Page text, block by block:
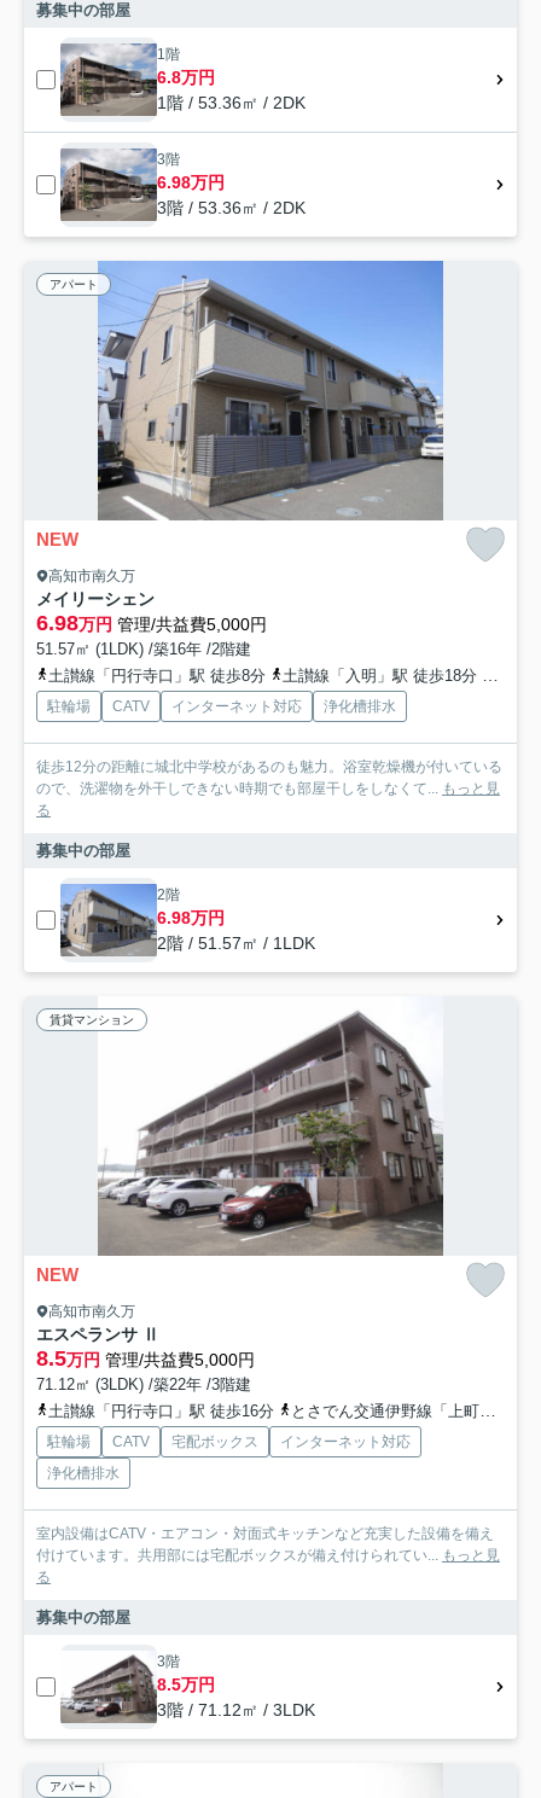
募集中の部屋
1階
6.8万円
1階 / 53.36㎡ / 2DK
3階
6.98万円
3階 / 53.36㎡ / 2DK
アパート
NEW
高知市南久万
メイリーシェン
6.98万円 管理/共益費5,000円
51.57㎡ (1LDK) /築16年 /2階建
土讃線「円行寺口」駅 徒歩8分
土讃線「入明」駅 徒歩18分 とさ
駐輪場 CATV インターネット対応 浄化槽排水
徒歩12分の距離に城北中学校があるのも魅力。浴室乾燥機が付いている
ので、洗濯物を外干しできない時期でも部屋干しをしなくて... もっと見
る
募集中の部屋
2階
6.98万円
2階 / 51.57㎡ / 1LDK
賃貸マンション
NEW
高知市南久万
エスペランサ Ⅱ
8.5万円 管理/共益費5,000円
71.12㎡ (3LDK) /築22年 /3階建
土讃線「円行寺口」駅 徒歩16分
とさでん交通伊野線「上町一丁目」駅 バス8分 とさでん交通「宗安寺分岐」 停歩8分
駐輪場 CATV 宅配ボックス
インターネット対応
浄化槽排水
室内設備はCATV・エアコン・対面式キッチンなど充実した設備を備え
付けています。共用部には宅配ボックスが備え付けられてい... もっと見
る
募集中の部屋
3階
8.5万円
3階 / 71.12㎡ / 3LDK
アパート